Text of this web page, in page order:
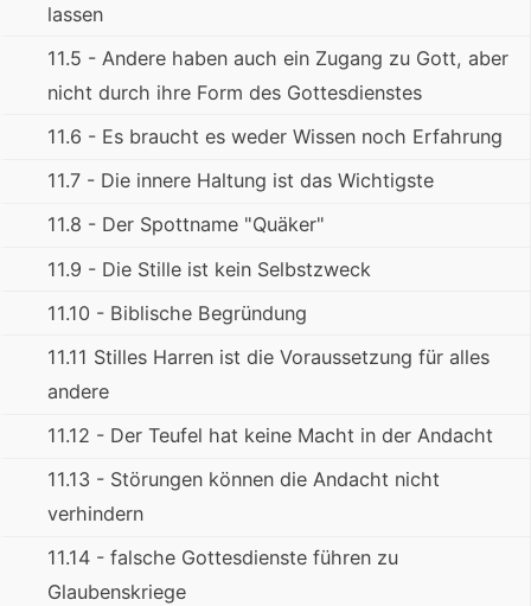
lassen
11.5 - Andere haben auch ein Zugang zu Gott, aber
nicht durch ihre Form des Gottesdienstes
11.6 - Es braucht es weder Wissen noch Erfahrung
11.7 - Die innere Haltung ist das Wichtigste
11.8 - Der Spottname "Quäker"
11.9 - Die Stille ist kein Selbstzweck
11.10 - Biblische Begründung
11.11 Stilles Harren ist die Voraussetzung für alles
andere
11.12 - Der Teufel hat keine Macht in der Andacht
11.13 - Störungen können die Andacht nicht
verhindern
11.14 - falsche Gottesdienste führen zu
Glaubenskriege